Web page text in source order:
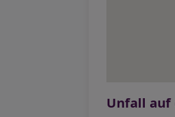
Unfall auf